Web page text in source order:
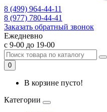
8 (499) 964-44-11
8 (977) 780-44-41
Заказать обратный звонок
Ежедневно
с 9-00 до 19-00
0
В корзине пусто!
Категории